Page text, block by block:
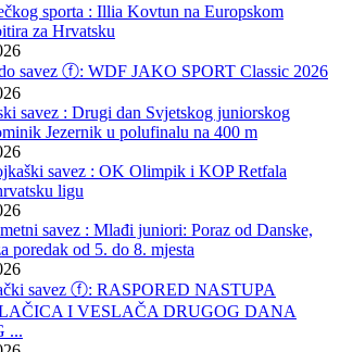
sporta : Illia Kovtun na Europskom
za Hrvatsku
savez ⓕ: WDF JAKO SPORT Classic 2026
savez : Drugi dan Svjetskog juniorskog
Jezernik u polufinalu na 400 m
savez : OK Olimpik i KOP Retfala
ligu
savez : Mlađi juniori: Poraz od Danske,
poredak od 5. do 8. mjesta
savez ⓕ: RASPORED NASTUPA
I VESLAČA DRUGOG DANA
...